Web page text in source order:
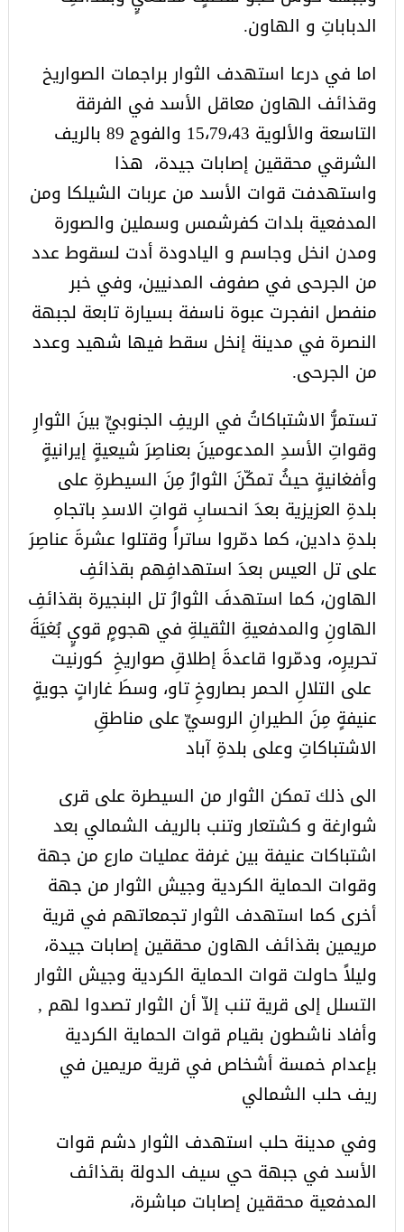
الدباباتِ و الهاون.
اما في درعا استهدف الثوار براجمات الصواريخ
وقذائف الهاون معاقل الأسد في الفرقة
التاسعة والألوية 15،79،43 والفوج 89 بالريف
الشرقي محققين إصابات جيدة، هذا
واستهدفت قوات الأسد من عربات الشيلكا ومن
المدفعية بلدات كفرشمس وسملين والصورة
ومدن انخل وجاسم و اليادودة أدت لسقوط عدد
من الجرحى في صفوف المدنيين، وفي خبر
منفصل انفجرت عبوة ناسفة بسيارة تابعة لجبهة
النصرة في مدينة إنخل سقط فيها شهيد وعدد
من الجرحى.
تستمرُّ الاشتباكاتُ في الريفِ الجنوبيِّ بينَ الثوارِ
وقواتِ الأسدِ المدعومينَ بعناصِرَ شيعيةٍ إيرانيةٍ
وأفغانيةٍ حيثُ تمكّنَ الثوارُ مِنَ السيطرةِ على
بلدةِ العزيزية بعدَ انحسابِ قواتِ الاسدِ باتجاهِ
بلدةِ دادين، كما دمّروا ساتراً وقتلوا عشرةَ عناصِرَ
على تل العيس بعدَ استهدافِهم بقذائفِ
الهاون، كما استهدفَ الثوارُ تل البنجيرة بقذائفِ
الهاونِ والمدفعيةِ الثقيلةِ في هجومٍ قويٍ بُغيَةَ
تحريرِه، ودمّروا قاعدةَ إطلاقِ صواريخِ كورنيت
على التلالِ الحمر بصاروخِ تاو، وسطَ غاراتٍ جويةٍ
عنيفةٍ مِنَ الطيرانِ الروسيِّ على مناطقِ
الاشتباكاتِ وعلى بلدةِ آباد
الى ذلك تمكن الثوار من السيطرة على قرى
شوارغة و كشتعار وتنب بالريف الشمالي بعد
اشتباكات عنيفة بين غرفة عمليات مارع من جهة
وقوات الحماية الكردية وجيش الثوار من جهة
أخرى كما استهدف الثوار تجمعاتهم في قرية
مريمين بقذائف الهاون محققين إصابات جيدة،
وليلاً حاولت قوات الحماية الكردية وجيش الثوار
التسلل إلى قرية تنب إلاّ أن الثوار تصدوا لهم ,
وأفاد ناشطون بقيام قوات الحماية الكردية
بإعدام خمسة أشخاص في قرية مريمين في
ريف حلب الشمالي
وفي مدينة حلب استهدف الثوار دشم قوات
الأسد في جبهة حي سيف الدولة بقذائف
المدفعية محققين إصابات مباشرة،